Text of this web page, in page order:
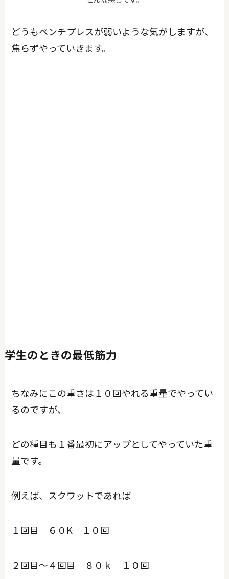
どうもベンチプレスが弱いような気がしますが、
焦らずやっていきます。
学生のときの最低筋力
ちなみにこの重さは１０回やれる重量でやってい
るのですが、
どの種目も１番最初にアップとしてやっていた重
量です。
例えば、スクワットであれば
１回目 ６０K １０回
２回目～４回目 ８０ｋ １０回